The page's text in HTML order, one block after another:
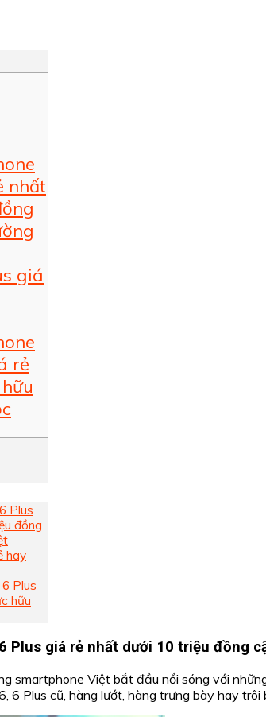
nhất
giá
rẻ
Plus
đồng
hay
Plus
hữu
Plus giá rẻ nhất dưới 10 triệu đồng
smartphone Việt bắt đầu nổi sóng với
6 Plus cũ, hàng lướt, hàng trưng bày hay trôi